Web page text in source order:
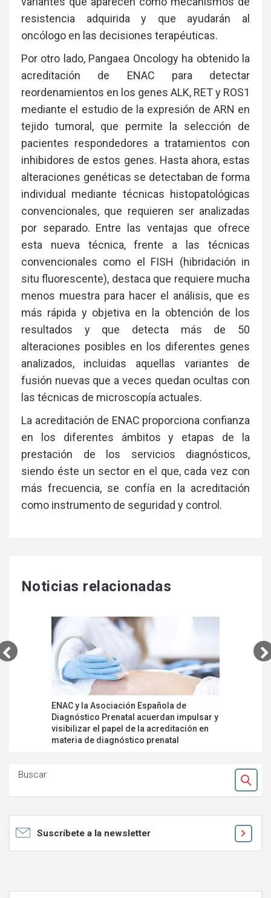
resistencia adquirida y que ayudarán al
oncólogo en las decisiones terapéuticas.
Por otro lado, Pangaea Oncology ha obtenido la
acreditación de ENAC para detectar
reordenamientos en los genes ALK, RET y ROS1
mediante el estudio de la expresión de ARN en
tejido tumoral, que permite la selección de
pacientes respondedores a tratamientos con
inhibidores de estos genes. Hasta ahora, estas
alteraciones genéticas se detectaban de forma
individual mediante técnicas histopatológicas
convencionales, que requieren ser analizadas
por separado. Entre las ventajas que ofrece
esta nueva técnica, frente a las técnicas
convencionales como el FISH (hibridación in
situ fluorescente), destaca que requiere mucha
menos muestra para hacer el análisis, que es
más rápida y objetiva en la obtención de los
resultados y que detecta más de 50
alteraciones posibles en los diferentes genes
analizados, incluidas aquellas variantes de
fusión nuevas que a veces quedan ocultas con
las técnicas de microscopía actuales.
La acreditación de ENAC proporciona confianza
en los diferentes ámbitos y etapas de la
prestación de los servicios diagnósticos,
siendo éste un sector en el que, cada vez con
más frecuencia, se confía en la acreditación
como instrumento de seguridad y control.
Noticias relacionadas
ENAC y la Asociación Española de
Diagnóstico Prenatal acuerdan impulsar y
visibilizar el papel de la acreditación en
materia de diagnóstico prenatal
Buscar
Ok
Suscríbete a la newsletter